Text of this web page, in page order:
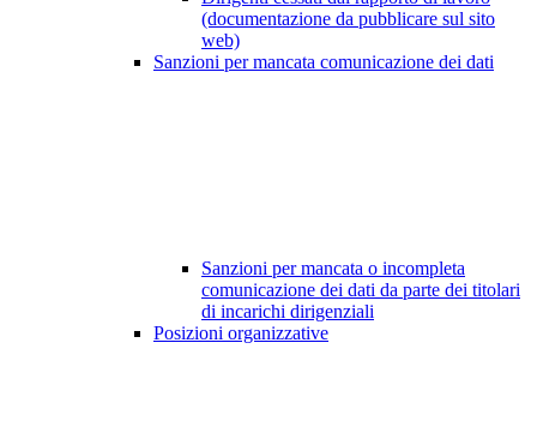
(documentazione da pubblicare sul sito
web)
Sanzioni per mancata comunicazione dei dati
Sanzioni per mancata o incompleta
comunicazione dei dati da parte dei titolari
di incarichi dirigenziali
Posizioni organizzative